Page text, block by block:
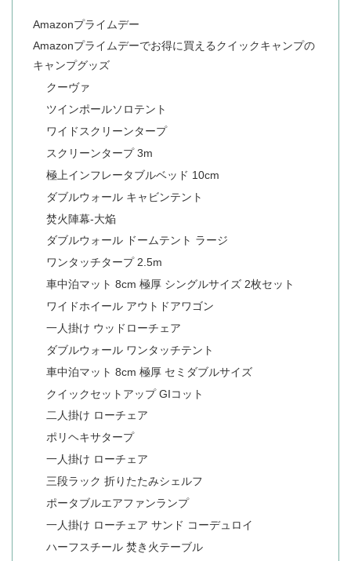
Amazonプライムデー
Amazonプライムデーでお得に買えるクイックキャンプの
キャンプグッズ
クーヴァ
ツインポールソロテント
ワイドスクリーンタープ
スクリーンタープ 3m
極上インフレータブルベッド 10cm
ダブルウォール キャビンテント
焚火陣幕-大焔
ダブルウォール ドームテント ラージ
ワンタッチタープ 2.5m
車中泊マット 8cm 極厚 シングルサイズ 2枚セット
ワイドホイール アウトドアワゴン
一人掛け ウッドローチェア
ダブルウォール ワンタッチテント
車中泊マット 8cm 極厚 セミダブルサイズ
クイックセットアップ GIコット
二人掛け ローチェア
ポリヘキサタープ
一人掛け ローチェア
三段ラック 折りたたみシェルフ
ポータブルエアファンランプ
一人掛け ローチェア サンド コーデュロイ
ハーフスチール 焚き火テーブル